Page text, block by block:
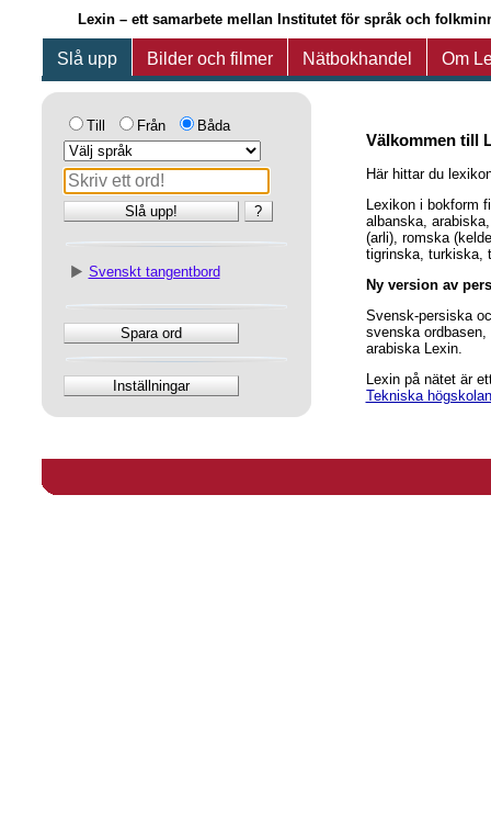
Lexin – ett samarbete mellan Institutet för språk och
Slå upp Bilder och filmer Nätbokhandel Om
Till Från Båda
Slå upp! ?
Svenskt tangentbord
Spara ord
Inställningar
Välkommen till
Här hittar du
Lexikon i bokform
albanska,
(arli), romska
tigrinska, turkiska,
Ny version av
Svensk-persiska
svenska
arabiska Lexin.
Lexin på nätet är
Tekniska högskolan